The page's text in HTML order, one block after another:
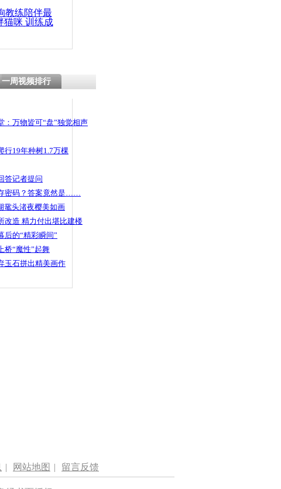
教练陪伴最
猫咪 训练成
一周视频排行
：万物皆可“盘”独觉相声
行19年种树1.7万棵
答记者提问
密码？答案竟然是……
鼋头渚夜樱美如画
改造 精力付出堪比建楼
后的“精彩瞬间”
桥“魔性”起舞
玉石拼出精美画作
| 网站地图 | 留言反馈